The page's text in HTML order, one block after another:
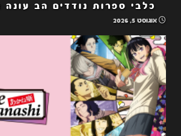
כלבי ספרות נודדים הב עונה 2 פרקים 5-1
אוגוסט 5, 2026